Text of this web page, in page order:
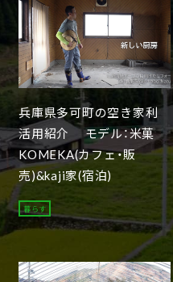
兵庫県多可町の空き家利
活用紹介 モデル：米菓
KOMEKA(カフェ・販
売)&kaji家(宿泊)
暮らす